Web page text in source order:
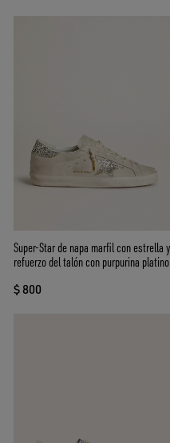
Super-Star de napa marfil con estrella y
refuerzo del talón con purpurina platino
$ 800